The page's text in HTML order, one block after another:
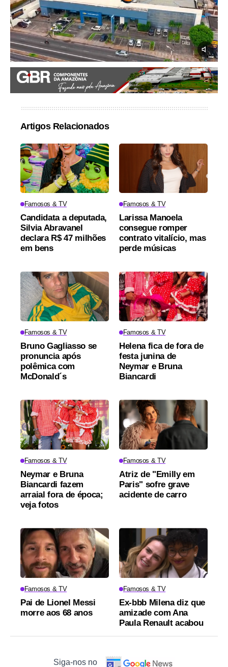
Artigos Relacionados
Famosos & TV
Candidata a deputada,
Silvia Abravanel
declara R$ 47 milhões
em bens
Famosos & TV
Larissa Manoela
consegue romper
contrato vitalício, mas
perde músicas
Famosos & TV
Bruno Gagliasso se
pronuncia após
polêmica com
McDonald´s
Famosos & TV
Helena fica de fora de
festa junina de
Neymar e Bruna
Biancardi
Famosos & TV
Neymar e Bruna
Biancardi fazem
arraial fora de época;
veja fotos
Famosos & TV
Atriz de "Emilly em
Paris" sofre grave
acidente de carro
Famosos & TV
Pai de Lionel Messi
morre aos 68 anos
Famosos & TV
Ex-bbb Milena diz que
amizade com Ana
Paula Renault acabou
Siga-nos no